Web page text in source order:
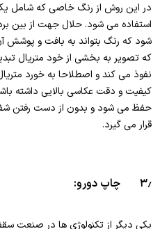
در این روش از رنگ خاصی که شامل
استفاده می شود. حلال جهت از بین
شود که رنگ بتواند به بافت و پوشش
که تصویر به بخشی از خود متریال
نفوذ می کند و اصطلاحا به خورد
کیفیت و دقت عکاسی بالایی داشته
حفظ می شود و بدون از دست رفتن
قرار می گیرد.
۳٫ چاپ دورو:
یکی دیگر از تکنولوژی ها در صنعت